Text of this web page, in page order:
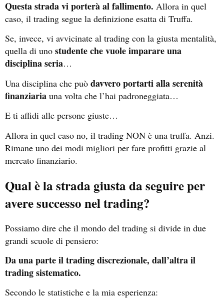
Questa strada vi porterà al fallimento. Allora in quel
caso, il trading segue la definizione esatta di Truffa.
Se, invece, vi avvicinate al trading con la giusta mentalità,
quella di uno studente che vuole imparare una
disciplina seria…
Una disciplina che può davvero portarti alla serenità
finanziaria una volta che l’hai padroneggiata…
E ti affidi alle persone giuste…
Allora in quel caso no, il trading NON è una truffa. Anzi.
Rimane uno dei modi migliori per fare profitti grazie al
mercato finanziario.
Qual è la strada giusta da seguire per
avere successo nel trading?
Possiamo dire che il mondo del trading si divide in due
grandi scuole di pensiero:
Da una parte il trading discrezionale, dall’altra il
trading sistematico.
Secondo le statistiche e la mia esperienza: